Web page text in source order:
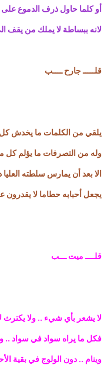
أو كلما حاول ذرف الدموع
لانه ببساطة لا يملك من يقف
قلـــــ جارح ــــب
يلقي من الكلمات ما يخدش
وله من التصرفات ما يؤلم كل
الا بعد أن يمارس سلطته العليا
يجعل أحبابه حطاما لا يقدرون
قلــــ ميت ـــب
لا يشعر بأي شيء .. ولا يكترث
فكل ما يراه سواد في سواد ..
وينام .. دون الولوج في بقية